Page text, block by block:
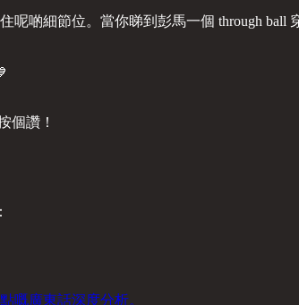
啲細節位。當你睇到彭馬一個 through
個讚！
嘅廣東話深度分析。